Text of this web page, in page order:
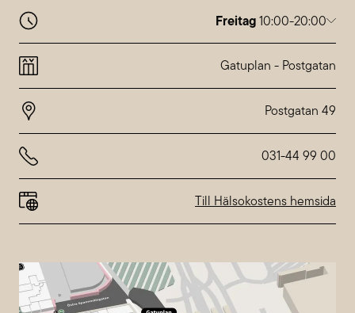
Freitag10:00-20:00
Montag
10:00-20:00
10:00-20:00
10:00-20:00
Abweichende Öffnungszeiten beiNordstan
Gatuplan - Postgatan
031-44 99 00
Till Hälsokostens hemsida